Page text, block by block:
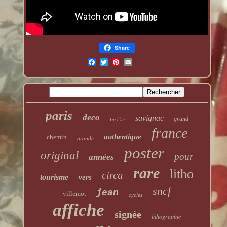
Share
paris deco belle savignac grand
chemin grande authentique france
original années poster pour
tourisme vers circa rare litho
villemot jean cycles sncf
affiche signée lithographie